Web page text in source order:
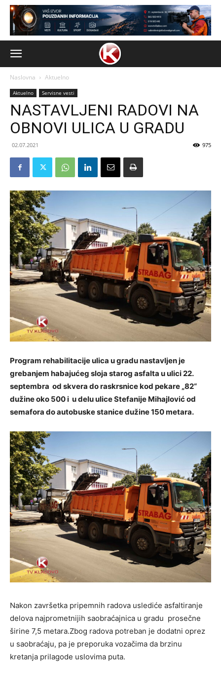
Naslovna Aktuelno
Aktuelno Servisne vesti
NASTAVLJENI RADOVI NA
OBNOVI ULICA U GRADU
02.07.2021 975
Program rehabilitacije ulica u gradu nastavljen je
grebanjem habajućeg sloja starog asfalta u ulici 22.
septembra od skvera do raskrsnice kod pekare „82“
dužine oko 500 i u delu ulice Stefanije Mihajlović od
semafora do autobuske stanice dužine 150 metara.
Nakon završetka pripemnih radova uslediće asfaltiranje
delova najprometnijih saobraćajnica u gradu prosečne
širine 7,5 metara.Zbog radova potreban je dodatni oprez
u saobraćaju, pa je preporuka vozačima da brzinu
kretanja prilagode uslovima puta.